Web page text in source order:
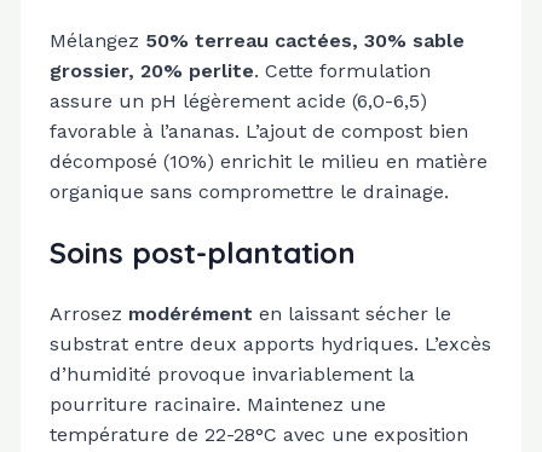
Mélangez 50% terreau cactées, 30% sable
grossier, 20% perlite. Cette formulation
assure un pH légèrement acide (6,0-6,5)
favorable à l’ananas. L’ajout de compost bien
décomposé (10%) enrichit le milieu en matière
organique sans compromettre le drainage.
Soins post-plantation
Arrosez modérément en laissant sécher le
substrat entre deux apports hydriques. L’excès
d’humidité provoque invariablement la
pourriture racinaire. Maintenez une
température de 22-28°C avec une exposition